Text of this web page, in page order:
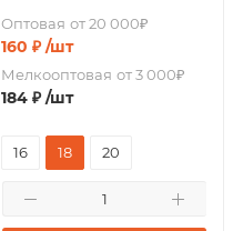
Оптовая от 20 000₽
160 ₽ /шт
Мелкооптовая от 3 000₽
184₽ /шт
16 18 20